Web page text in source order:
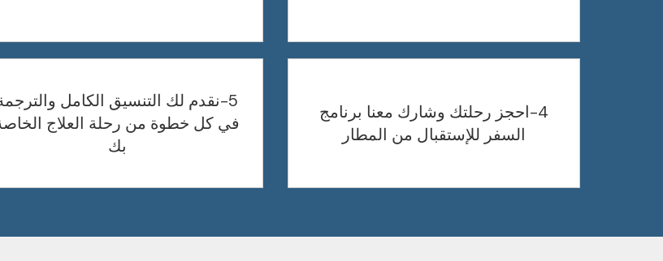
5-نقدم لك التنسيق الكامل
في كل خطوة من رحلة العلاج
بك
4-احجز رحلتك وشارك معنا برنامج
السفر للإستقبال من المطار